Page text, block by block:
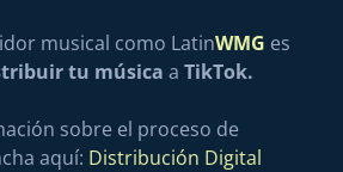
musical como LatinWMG es
tu música a TikTok.
sobre el proceso de
aquí: Distribución Digital